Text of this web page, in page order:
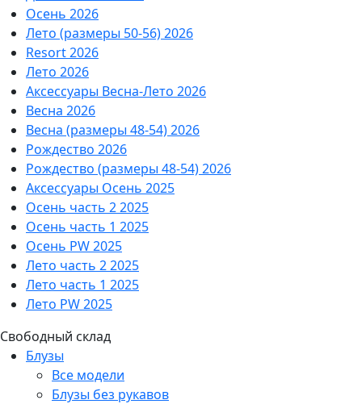
Осень 2026
Лето (размеры 50-56) 2026
Resort 2026
Лето 2026
Аксессуары Весна-Лето 2026
Весна 2026
Весна (размеры 48-54) 2026
Рождество 2026
Рождество (размеры 48-54) 2026
Аксессуары Осень 2025
Осень часть 2 2025
Осень часть 1 2025
Осень PW 2025
Лето часть 2 2025
Лето часть 1 2025
Лето PW 2025
Свободный склад
Блузы
Все модели
Блузы без рукавов